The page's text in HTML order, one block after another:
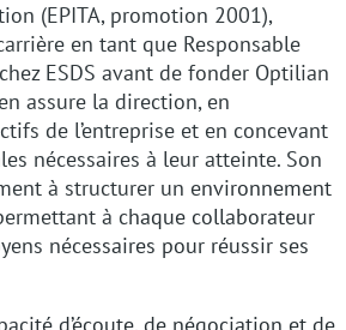
(EPITA, promotion 2001),
en tant que Responsable
ESDS avant de fonder Optilian
assure la direction, en
de l’entreprise et en concevant
nécessaires à leur atteinte. Son
à structurer un environnement
à chaque collaborateur
nécessaires pour réussir ses
d’écoute, de négociation et de